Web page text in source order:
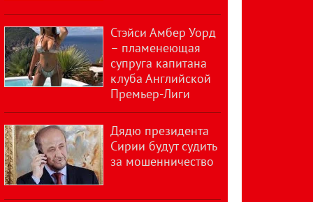
Стэйси Амбер Уорд
– пламенеющая
супруга капитана
клуба Английской
Премьер-Лиги
Дядю президента
Сирии будут судить
за мошенничество